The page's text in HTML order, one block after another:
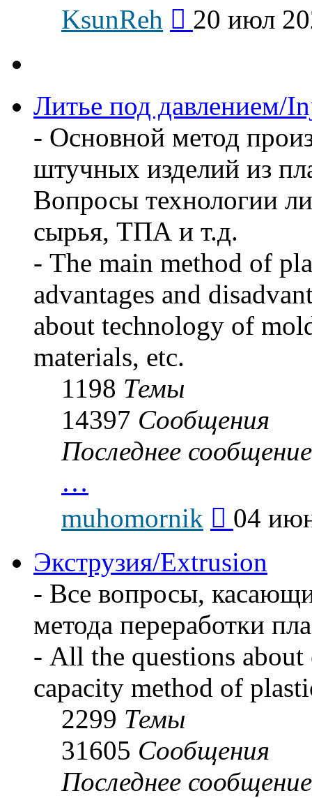
KsunReh
последнему
20 июл
Литье под давлением/
- Основной метод
штучных изделий из
Вопросы технологии
сырья, ТПА и т.д.
- The main method of
advantages and
about technology of
materials, etc.
1198 Темы
14397 Сообщения
Последнее сообщение
…
muhomornik
последнему
04
Экструзия/Extrusion
- Все вопросы,
метода переработки
- All the questions
capacity method of
2299 Темы
31605 Сообщения
Последнее сообщение